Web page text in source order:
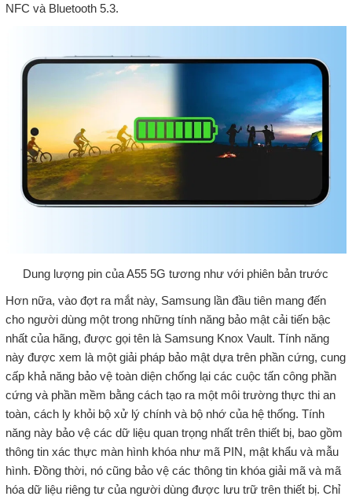
NFC và Bluetooth 5.3.
Dung lượng pin của A55 5G tương như với phiên bản trước
Hơn nữa, vào đợt ra mắt này, Samsung lần đầu tiên mang đến
cho người dùng một trong những tính năng bảo mật cải tiến bậc
nhất của hãng, được gọi tên là Samsung Knox Vault. Tính năng
này được xem là một giải pháp bảo mật dựa trên phần cứng, cung
cấp khả năng bảo vệ toàn diện chống lại các cuộc tấn công phần
cứng và phần mềm bằng cách tạo ra một môi trường thực thi an
toàn, cách ly khỏi bộ xử lý chính và bộ nhớ của hệ thống. Tính
năng này bảo vệ các dữ liệu quan trọng nhất trên thiết bị, bao gồm
thông tin xác thực màn hình khóa như mã PIN, mật khẩu và mẫu
hình. Đồng thời, nó cũng bảo vệ các thông tin khóa giải mã và mã
hóa dữ liệu riêng tư của người dùng được lưu trữ trên thiết bị. Chỉ